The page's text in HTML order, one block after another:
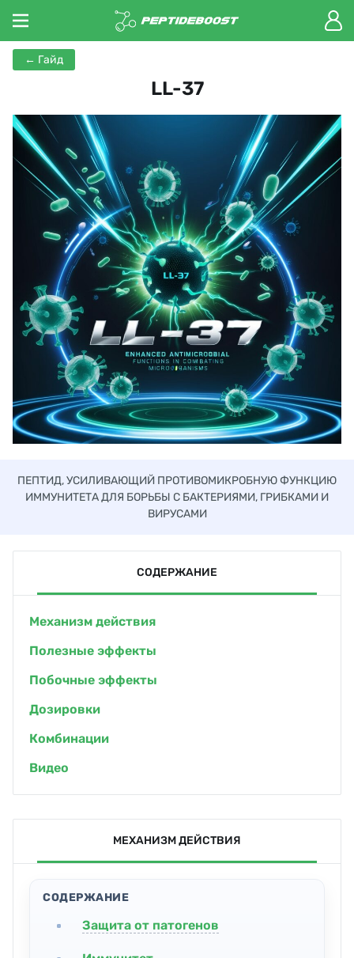
← Гайд
LL-37
ПЕПТИД, УСИЛИВАЮЩИЙ ПРОТИВОМИКРОБНУЮ ФУНКЦИЮ
ИММУНИТЕТА ДЛЯ БОРЬБЫ С БАКТЕРИЯМИ, ГРИБКАМИ И
ВИРУСАМИ
СОДЕРЖАНИЕ
Механизм действия
Полезные эффекты
Побочные эффекты
Дозировки
Комбинации
Видео
МЕХАНИЗМ ДЕЙСТВИЯ
СОДЕРЖАНИЕ
Защита от патогенов